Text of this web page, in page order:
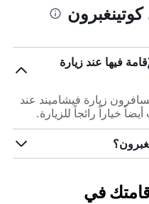
فيها عند زيارة
زيارة فيشاميند عند
خياراً رائجاً للزيارة.
في